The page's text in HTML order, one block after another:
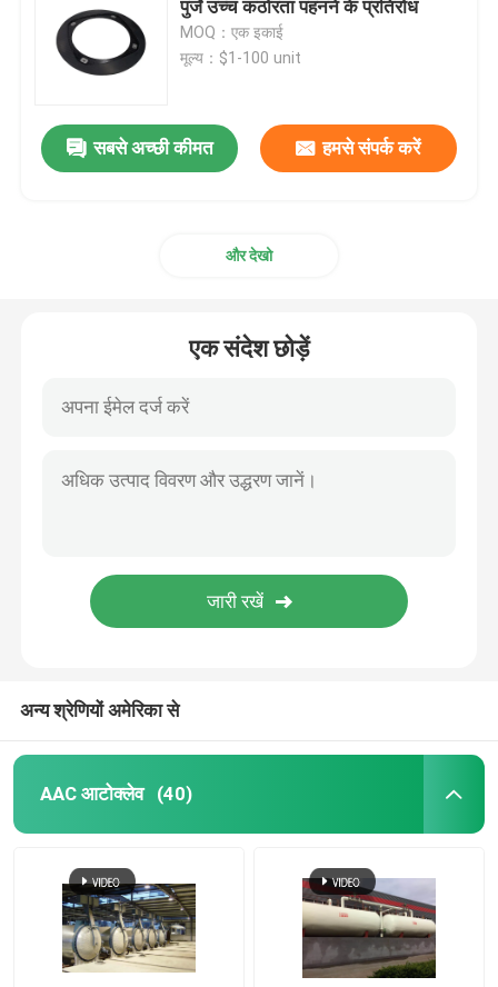
कार्बन कम्पोजिट पार्ट्स
रासायनिक दबाव वाहिकाओं
रासायनिक भंडारण टैंक
पुर्जे उच्च कठोरता पहनने के प्रतिरोध
MOQ：एक इकाई
मूल्य：$1-100 unit
सबसे अच्छी कीमत हमसे संपर्क करें
और देखो
एक संदेश छोड़ें
अन्य श्रेणियों अमेरिका से
AAC आटोक्लेव (40)